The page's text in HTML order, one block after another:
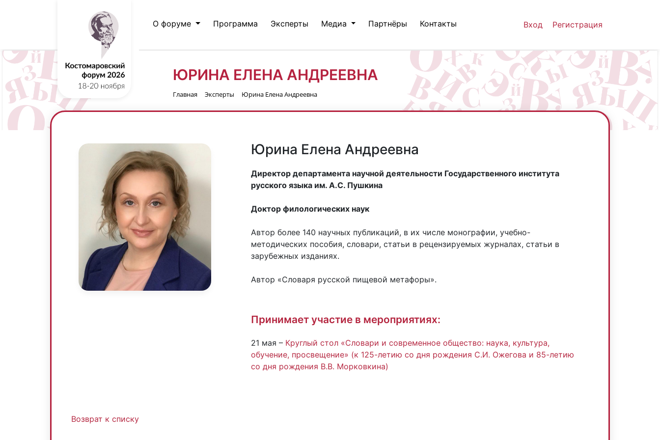
О форуме Программа Эксперты Медиа Партнёры Контакты Вход Регистрация
ЮРИНА ЕЛЕНА АНДРЕЕВНА
Главная Эксперты Юрина Елена Андреевна
Юрина Елена Андреевна
Директор департамента научной деятельности Государственного института
русского языка им. А.С. Пушкина
Доктор филологических наук
Автор более 140 научных публикаций, в их числе монографии, учебно-
методических пособия, словари, статьи в рецензируемых журналах, статьи в
зарубежных изданиях.
Автор «Словаря русской пищевой метафоры».
Принимает участие в мероприятиях:
21 мая – Круглый стол «Словари и современное общество: наука, культура,
обучение, просвещение» (к 125-летию со дня рождения С.И. Ожегова и 85-летию
со дня рождения В.В. Морковкина)
Возврат к списку